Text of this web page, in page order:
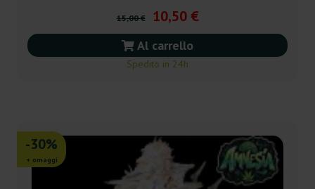
15,00 € 10,50 €
Al carrello
Spedito in 24h
-30%
+ omaggi